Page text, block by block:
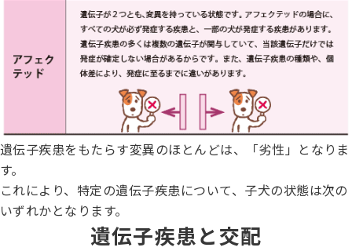
遺伝子疾患をもたらす変異のほとんどは、「劣性」となりま
す。
これにより、特定の遺伝子疾患について、子犬の状態は次の
いずれかとなります。
遺伝子疾患と交配